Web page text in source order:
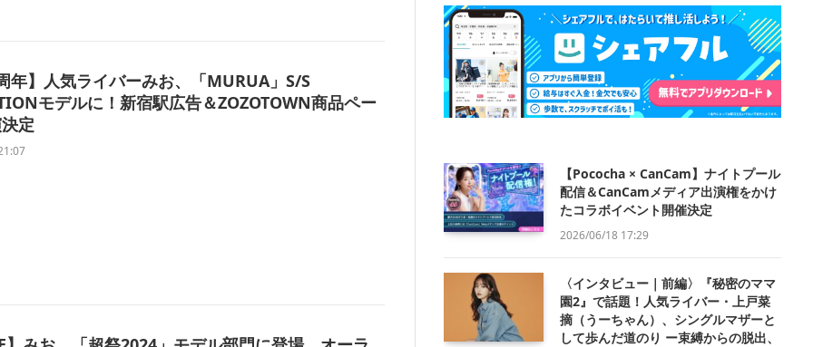
年】人気ライバーみお、「MURUA」S/S
モデルに！新宿駅広告＆ZOZOTOWN商品ペー
定
【Pococha × CanCam】ナイトプール
配信＆CanCamメディア出演権をかけ
たコラボイベント開催決定
2026/06/18 17:29
〈インタビュー｜前編〉『秘密のママ
園2』で話題！人気ライバー・上戸菜
摘（うーちゃん）、シングルマザーと
して歩んだ道のり ー束縛からの脱出、